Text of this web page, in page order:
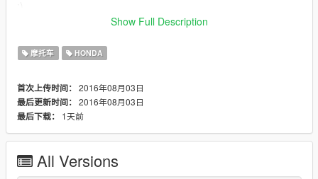
Facebook : https://www.facebook.com/Grand-Theft-Auto-V-
GTA-5-Malaysian-Mods-271728909535426/
Show Full Description
摩托车 HONDA
首次上传时间： 2016年08月03日
最后更新时间： 2016年08月03日
最后下载：
1天前
All Versions